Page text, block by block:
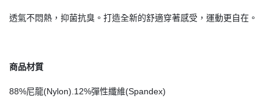
透氣不悶熱，抑菌抗臭。打造全新的舒適穿著感受，運動更自在。
商品材質
88%尼龍(Nylon).12%彈性纖維(Spandex)